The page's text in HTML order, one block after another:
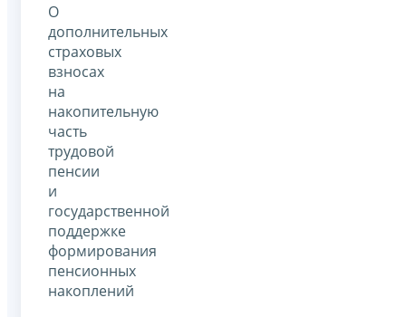
О
дополнительных
страховых
взносах
на
накопительную
часть
трудовой
пенсии
и
государственной
поддержке
формирования
пенсионных
накоплений